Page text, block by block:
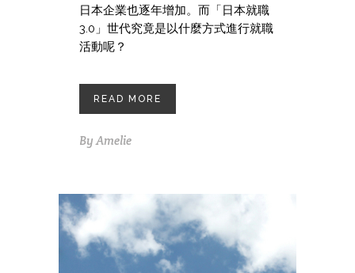
日本企業也逐年增加。而「日本就職
3.0」世代究竟是以什麼方式進行就職
活動呢？
READ MORE
By Amelie